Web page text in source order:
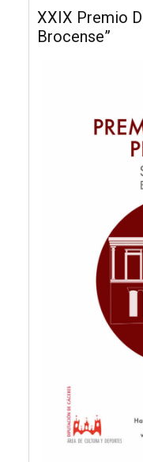
XXIX Premio
Brocense”